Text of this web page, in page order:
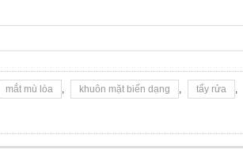
mắt mù lòa khuôn mặt biến dạng tẩy rửa